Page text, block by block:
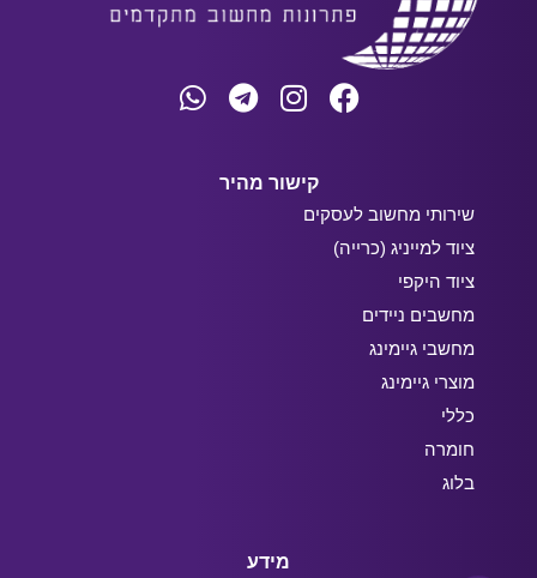
קישור מהיר
שירותי מחשוב לעסקים
ציוד למייניג (כרייה)
ציוד היקפי
מחשבים ניידים
מחשבי גיימינג
מוצרי גיימינג
כללי
חומרה
בלוג
מידע